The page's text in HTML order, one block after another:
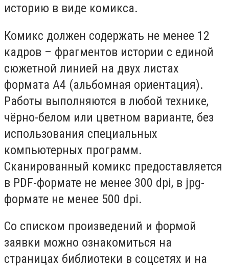
историю в виде комикса.
Комикс должен содержать не менее 12
кадров – фрагментов истории с единой
сюжетной линией на двух листах
формата А4 (альбомная ориентация).
Работы выполняются в любой технике,
чёрно-белом или цветном варианте, без
использования специальных
компьютерных программ.
Сканированный комикс предоставляется
в PDF-формате не менее 300 dpi, в jpg-
формате не менее 500 dpi.
Со списком произведений и формой
заявки можно ознакомиться на
страницах библиотеки в соцсетях и на